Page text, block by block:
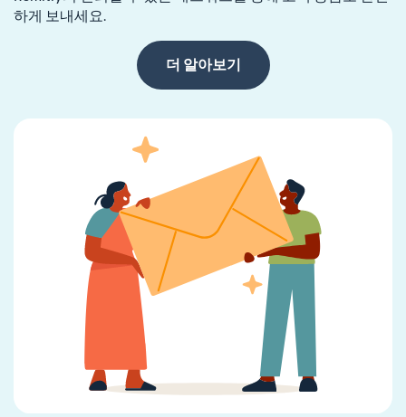
하게 보내세요.
더 알아보기